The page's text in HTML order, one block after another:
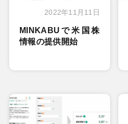
2022年11月11日
MINKABUで米国株
情報の提供開始